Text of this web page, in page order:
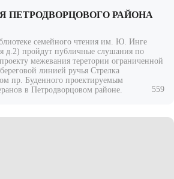
ПЕТРОДВОРЦОВОГО РАЙОНА
семейного чтения им. Ю. Инге
д.2) пройдут публичные слушания по
межевания теретории ограниченной
линией ручья Стрелка
пр. Буденного проектируемым
в Петродворцовом районе.
559